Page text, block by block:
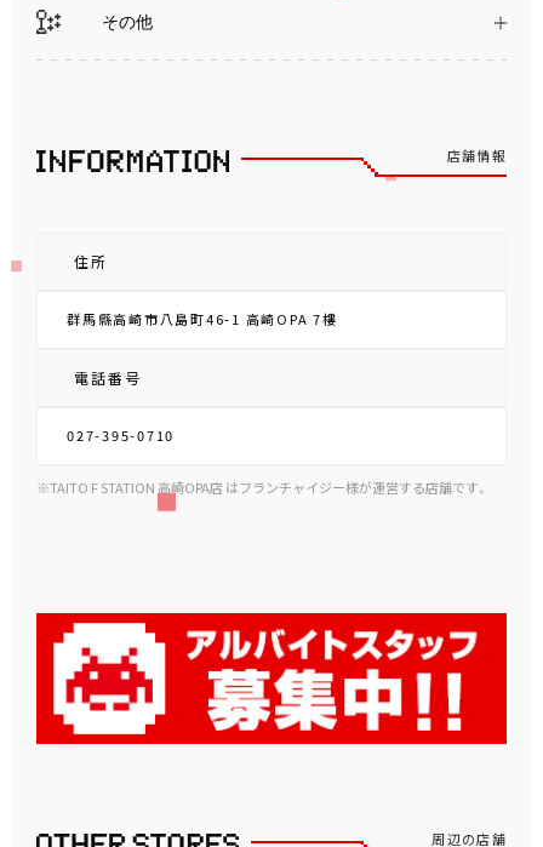
その他
店舗情報
住所
群馬縣高崎市八島町46-1 高崎OPA 7樓
電話番号
027-395-0710
※TAITO F STATION 高崎OPA店 はフランチャイジー様が運営する店舗です。
周辺の店舗